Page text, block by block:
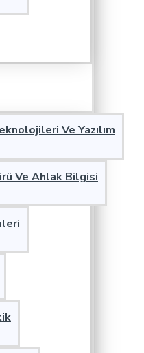
Ve Yazılım
Ve Ahlak Bilgisi